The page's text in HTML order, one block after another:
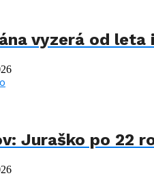
vyzerá od
Juraško po 22